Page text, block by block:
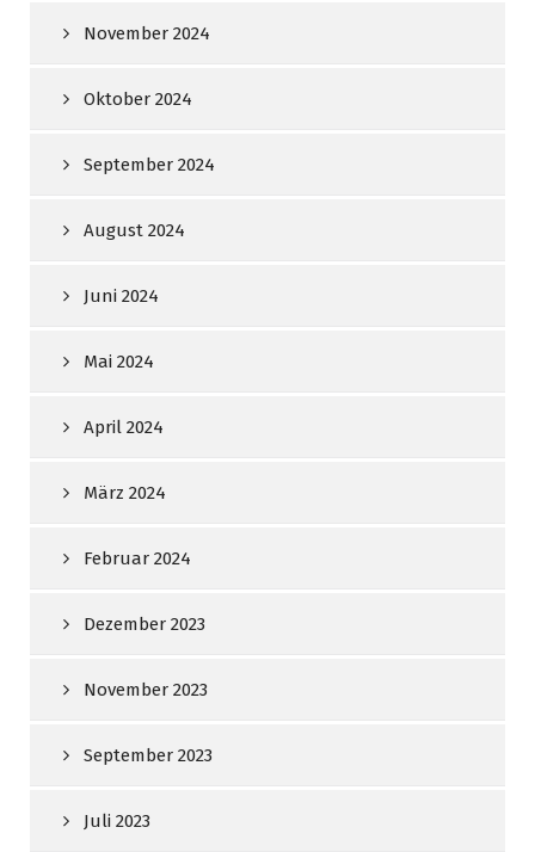
November 2024
Oktober 2024
September 2024
August 2024
Juni 2024
Mai 2024
April 2024
März 2024
Februar 2024
Dezember 2023
November 2023
September 2023
Juli 2023